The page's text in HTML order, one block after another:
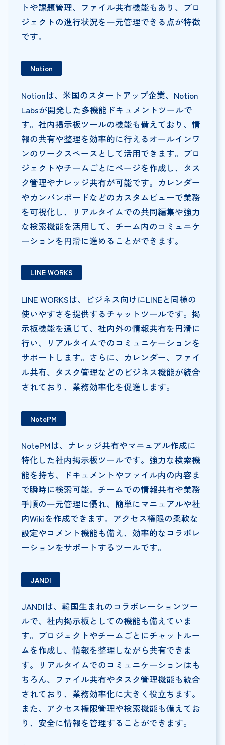
トや課題管理、ファイル共有機能もあり、プロ
ジェクトの進行状況を一元管理できる点が特徴
です。
Notion
Notionは、米国のスタートアップ企業、Notion
Labsが開発した多機能ドキュメントツールで
す。社内掲示板ツールの機能も備えており、情
報の共有や整理を効率的に行えるオールインワ
ンのワークスペースとして活用できます。プロ
ジェクトやチームごとにページを作成し、タス
ク管理やナレッジ共有が可能です。カレンダー
やカンバンボードなどのカスタムビューで業務
を可視化し、リアルタイムでの共同編集や強力
な検索機能を活用して、チーム内のコミュニケ
ーションを円滑に進めることができます。
LINE WORKS
LINE WORKSは、ビジネス向けにLINEと同様の
使いやすさを提供するチャットツールです。掲
示板機能を通じて、社内外の情報共有を円滑に
行い、リアルタイムでのコミュニケーションを
サポートします。さらに、カレンダー、ファイ
ル共有、タスク管理などのビジネス機能が統合
されており、業務効率化を促進します。
NotePM
NotePMは、ナレッジ共有やマニュアル作成に
特化した社内掲示板ツールです。強力な検索機
能を持ち、ドキュメントやファイル内の内容ま
で瞬時に検索可能。チームでの情報共有や業務
手順の一元管理に優れ、簡単にマニュアルや社
内Wikiを作成できます。アクセス権限の柔軟な
設定やコメント機能も備え、効率的なコラボレ
ーションをサポートするツールです。
JANDI
JANDIは、韓国生まれのコラボレーションツー
ルで、社内掲示板としての機能も備えていま
す。プロジェクトやチームごとにチャットルー
ムを作成し、情報を整理しながら共有できま
す。リアルタイムでのコミュニケーションはも
ちろん、ファイル共有やタスク管理機能も統合
されており、業務効率化に大きく役立ちます。
また、アクセス権限管理や検索機能も備えてお
り、安全に情報を管理することができます。